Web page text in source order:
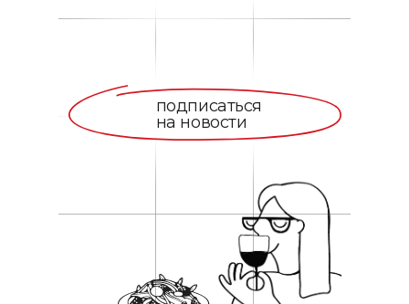
подписаться
на новости
подписаться
на новости